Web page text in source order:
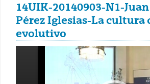
14UIK-20140903-N1-
Pérez Iglesias-La cultura
evolutivo